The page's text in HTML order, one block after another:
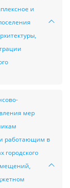
и
мер
работающим в
городского